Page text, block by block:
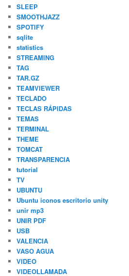
SLEEP
SMOOTHJAZZ
SPOTIFY
sqlite
statistics
STREAMING
TAG
TAR.GZ
TEAMVIEWER
TECLADO
TECLAS RÁPIDAS
TEMAS
TERMINAL
THEME
TOMCAT
TRANSPARENCIA
tutorial
TV
UBUNTU
Ubuntu iconos escritorio unity
unir mp3
UNIR PDF
USB
VALENCIA
VASO AGUA
VIDEO
VIDEOLLAMADA